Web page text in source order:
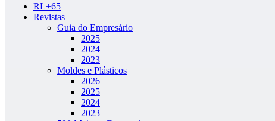
RL+65
Revistas
Guia do Empresário
2025
2024
2023
Moldes e Plásticos
2026
2025
2024
2023